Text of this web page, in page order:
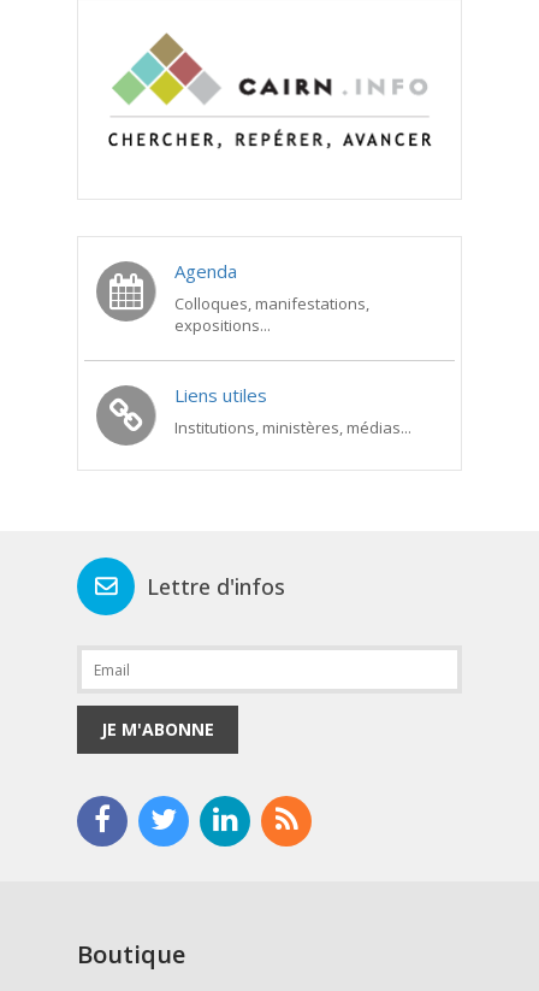
Agenda
Colloques, manifestations,
expositions...
Liens utiles
Institutions, ministères, médias...
Lettre d'infos
JE M'ABONNE
Boutique